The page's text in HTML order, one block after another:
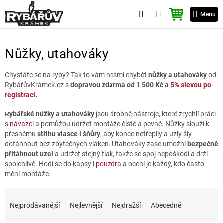
na
obsah
Menu
NÁKUPNÍ
KOŠÍK
o
t
r
a
n
n
í
p
a
n
e
Nůžky, utahováky
Chystáte se na ryby? Tak to vám nesmí chybět nůžky a utahovákyod
RybářůvKrámek.cz sdopravou zdarma od 1 500 Kč a 5% slevou po
registraci.
Rybářské nůžky a utahováky jsou drobné nástroje, které zrychlí práci
s návazcia pomůžou udržet montáže čisté a pevné. Nůžky slouží k
přesnému střihu vlasce i šňůry, aby konce netřepily a uzly šly
dotáhnout bez zbytečných vláken. Utahováky zase umožní bezpečně
přitáhnout uzel a udržet stejný tlak, takže se spoj nepoškodí a drží
spolehlivě. Hodí se do kapsy i pouzdra a ocení je každý, kdo často
mění montáže.
Nejprodávanější Nejlevnější Nejdražší Abecedně